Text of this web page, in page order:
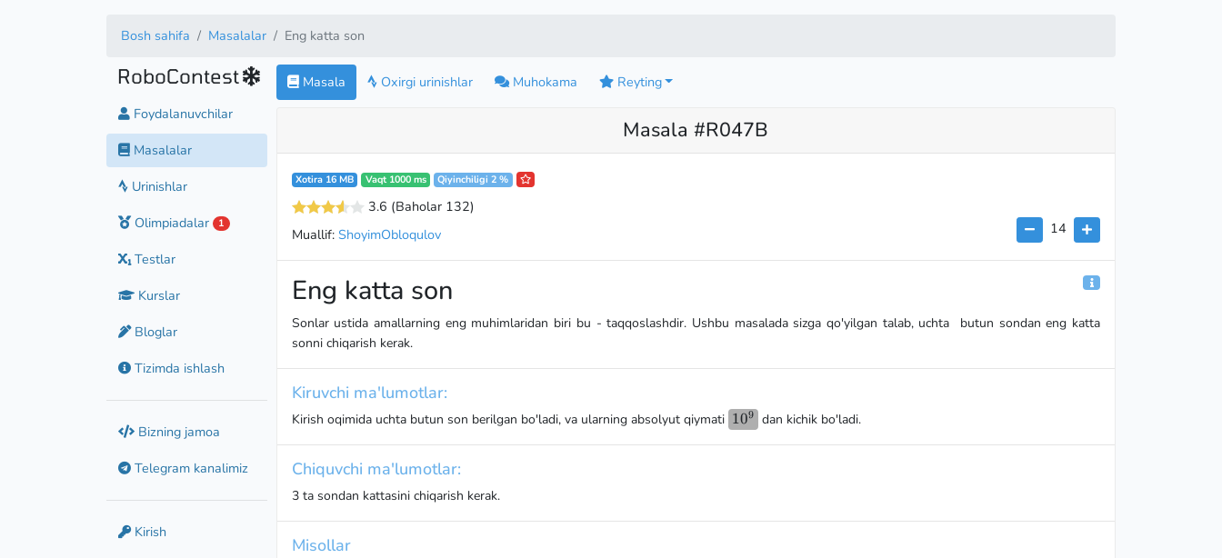
Bosh sahifa Masalalar Eng katta son
RoboContest
Foydalanuvchilar
Masalalar
Urinishlar
Olimpiadalar
1
Testlar
Kurslar
Bloglar
Tizimda ishlash
Bizning jamoa
Telegram kanalimiz
Kirish
Masala Oxirgi urinishlar Muhokama Reyting
Masala #R047B
Xotira 16 MB Vaqt 1000 ms Qiyinchiligi 2 %
3.6 (Baholar 132)
14
Muallif: ShoyimObloqulov
Eng katta son
Sonlar ustida amallarning eng muhimlaridan biri bu - taqqoslashdir. Ushbu masalada sizga qo'yilgan talab, uchta butun sondan eng katta
sonni chiqarish kerak.
Kiruvchi ma'lumotlar:
Kirish oqimida uchta butun son berilgan bo'ladi, va ularning absolyut qiymati 10^9
109 dan kichik bo'ladi.
Chiquvchi ma'lumotlar:
3 ta sondan kattasini chiqarish kerak.
Misollar